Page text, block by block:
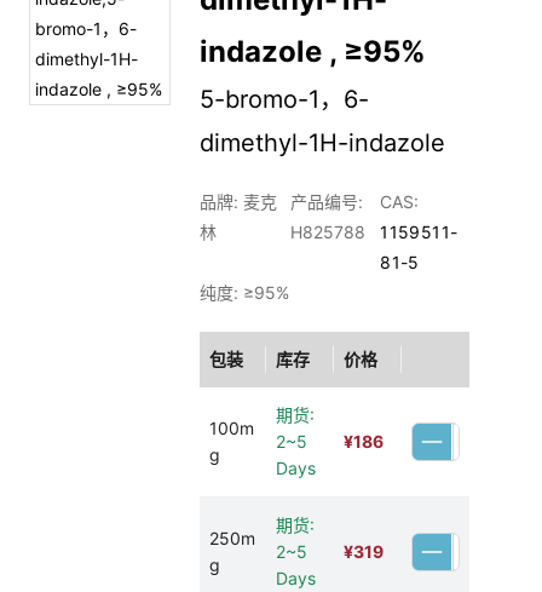
indazole , ≥95%
5-bromo-1，6-
dimethyl-1H-indazole
品牌: 麦克
林
产品编号:
H825788
CAS:
1159511-
81-5
纯度: ≥95%
包装 库存 价格
100m
g
期货:
2~5
Days
¥186
250m
g
期货:
2~5
Days
¥319